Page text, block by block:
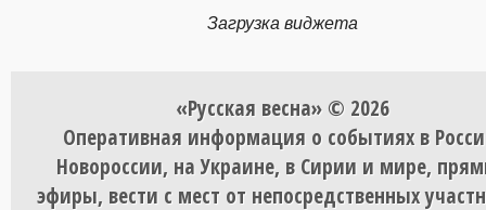
Загрузка виджета
«Русская весна» © 2026
Оперативная информация о событиях в
Новороссии, на Украине, в Сирии и мире,
эфиры, вести с мест от непосредственных